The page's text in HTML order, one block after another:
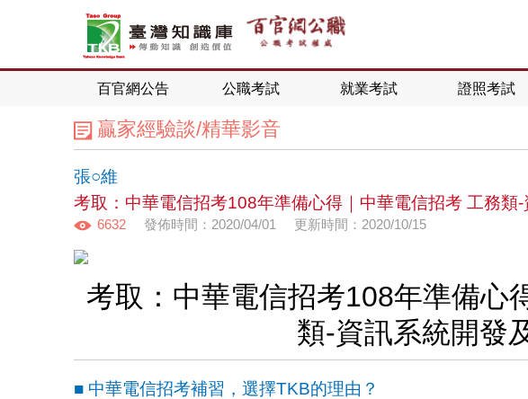
百官網公告 公職考試 就業考試 證照考試
贏家經驗談/精華影音
張○維
考取：中華電信招考108年準備心得｜中華電信招考 工務類
6632 發佈時間：2020/04/01 更新時間：2020/10/15
考取：中華電信招考108年準備心
類-資訊系統開發
■ 中華電信招考補習，選擇TKB的理由？